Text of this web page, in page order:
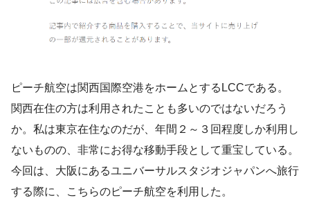
ピーチ航空は関西国際空港をホームとするLCCである。
関西在住の方は利用されたことも多いのではないだろう
か。私は東京在住なのだが、年間２～３回程度しか利用し
ないものの、非常にお得な移動手段として重宝している。
今回は、大阪にあるユニバーサルスタジオジャパンへ旅行
する際に、こちらのピーチ航空を利用した。